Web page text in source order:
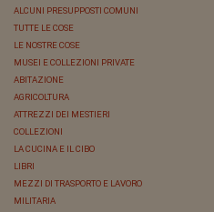
ALCUNI PRESUPPOSTI COMUNI
TUTTE LE COSE
LE NOSTRE COSE
MUSEI E COLLEZIONI PRIVATE
ABITAZIONE
AGRICOLTURA
ATTREZZI DEI MESTIERI
COLLEZIONI
LA CUCINA E IL CIBO
LIBRI
MEZZI DI TRASPORTO E LAVORO
MILITARIA